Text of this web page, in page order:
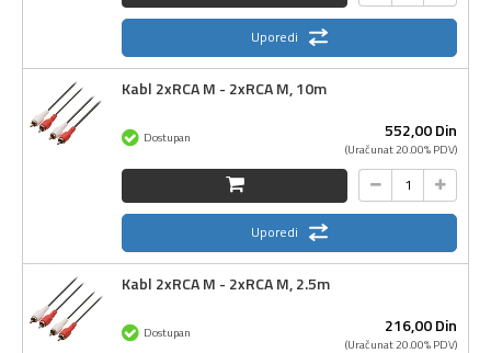
Uporedi
Kabl 2xRCA M - 2xRCA M, 10m
552,00Din
(Uračunat 20.00% PDV)
Dostupan
Uporedi
Kabl 2xRCA M - 2xRCA M, 2.5m
216,00Din
(Uračunat 20.00% PDV)
Dostupan